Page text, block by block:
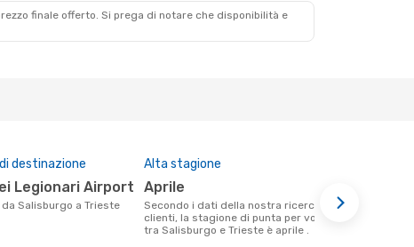
finale offerto. Si prega di notare che disponibilità e
destinazione
Legionari Airport
da Salisburgo a Trieste
Alta stagione
aprile
Secondo i dati della nostra ricerca
clienti, la stagione di punta per volare
tra Salisburgo e Trieste è aprile .